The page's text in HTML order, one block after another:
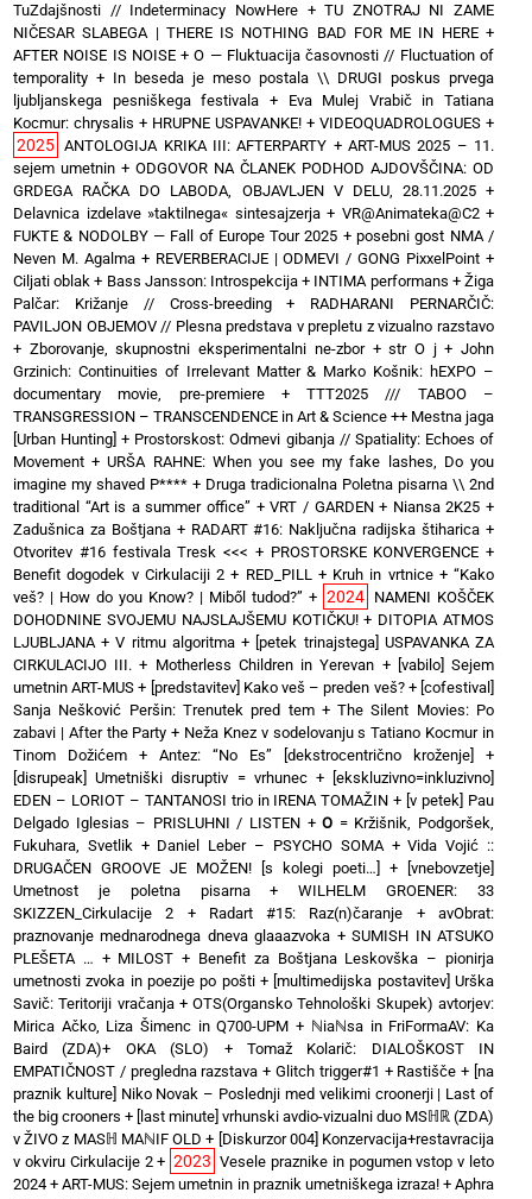
TuZdajšnosti // Indeterminacy NowHere+TU ZNOTRAJ NI ZAME
NIČESAR SLABEGA | THERE IS NOTHING BAD FOR ME IN HERE+
AFTER NOISE IS NOISE+O — Fluktuacija časovnosti // Fluctuation of
temporality + In beseda je meso postala \\ DRUGI poskus prvega
ljubljanskega pesniškega festivala + Eva Mulej Vrabič in Tatiana
Kocmur: chrysalis + HRUPNE USPAVANKE! + VIDEOQUADROLOGUES +
2025 ANTOLOGIJA KRIKA III: AFTERPARTY +ART-MUS 2025 – 11.
sejem umetnin + ODGOVOR NA ČLANEK PODHOD AJDOVŠČINA: OD
GRDEGA RAČKA DO LABODA, OBJAVLJEN V DELU, 28.11.2025+
Delavnica izdelave »taktilnega« sintesajzerja+ VR@Animateka@C2+
FUKTE & NODOLBY — Fall of Europe Tour 2025 + posebni gost NMA /
Neven M. Agalma+ REVERBERACIJE | ODMEVI / GONG PixxelPoint +
Ciljati oblak + Bass Jansson: Introspekcija + INTIMA performans +Žiga
Palčar: Križanje // Cross-breeding+ RADHARANI PERNARČIČ:
PAVILJON OBJEMOV // Plesna predstava v prepletu z vizualno razstavo
+ Zborovanje, skupnostni eksperimentalni ne-zbor+str O j+John
Grzinich: Continuities of Irrelevant Matter & Marko Košnik: hEXPO –
documentary movie, pre-premiere+TTT2025 /// TABOO –
TRANSGRESSION – TRANSCENDENCE in Art & Science ++ Mestna jaga
[Urban Hunting] + Prostorskost: Odmevi gibanja // Spatiality: Echoes of
Movement +URŠA RAHNE: When you see my fake lashes, Do you
imagine my shaved P**** + Druga tradicionalna Poletna pisarna \\ 2nd
traditional “Art is a summer office” +VRT / GARDEN+ Niansa 2K25 +
Zadušnica za Boštjana+ RADART #16: Naključna radijska štiharica +
Otvoritev #16 festivala Tresk <<< + PROSTORSKE KONVERGENCE +
Benefit dogodek v Cirkulaciji 2 + RED_PILL + Kruh in vrtnice+ “Kako
veš? | How do you Know? | Miből tudod?” + 2024 NAMENI KOŠČEK
DOHODNINE SVOJEMU NAJSLAJŠEMU KOTIČKU!+ DITOPIA ATMOS
LJUBLJANA +V ritmu algoritma+ [petek trinajstega] USPAVANKA ZA
CIRKULACIJO III. + Motherless Children in Yerevan + [vabilo] Sejem
umetnin ART-MUS + [predstavitev] Kako veš – preden veš?+ [cofestival]
Sanja Nešković Peršin: Trenutek pred tem+The Silent Movies: Po
zabavi | After the Party + Neža Knez v sodelovanju s Tatiano Kocmur in
Tinom Dožićem + Antez: “No Es” [dekstrocentrično kroženje]
+
[disrupeak] Umetniški disruptiv = vrhunec+
[ekskluzivno=inkluzivno]
EDEN – LORIOT – TANTANOSI trio in IRENA TOMAŽIN + [v petek] Pau
Delgado Iglesias – PRISLUHNI / LISTEN +O = Kržišnik, Podgoršek,
Fukuhara, Svetlik + Daniel Leber – PSYCHO SOMA+Vida Vojić ::
DRUGAČEN GROOVE JE MOŽEN! [s kolegi poeti…]
+
[vnebovzetje]
Umetnost je poletna pisarna+WILHELM GROENER: 33
SKIZZEN_Cirkulacije 2 + Radart #15: Raz(n)čaranje +avObrat:
praznovanje mednarodnega dneva glaaazvoka +SUMISH IN ATSUKO
PLEŠETA … + MILOST + Benefit za Boštjana Leskovška – pionirja
umetnosti zvoka in poezije po pošti+ [multimedijska postavitev] Urška
Savič: Teritoriji vračanja+OTS(Organsko Tehnološki Skupek) avtorjev:
Mirica Ačko, Liza Šimenc in Q700-UPM + ℕiaℕsa in FriFormaAV: Ka
Baird (ZDA)+ OKA (SLO) + Tomaž Kolarič: DIALOŠKOST IN
EMPATIČNOST / pregledna razstava +Glitch trigger#1 + Rastišče + [na
praznik kulture] Niko Novak – Poslednji med velikimi croonerji | Last of
the big crooners + [last minute] vrhunski avdio-vizualni duo MSℍℝ (ZDA)
v ŽIVO z MASℍ MAℕIF OLD + [Diskurzor 004] Konzervacija+restavracija
v okviru Cirkulacije 2+ 2023 Vesele praznike in pogumen vstop v leto
2024 +ART-MUS: Sejem umetnin in praznik umetniškega izraza!+Aphra